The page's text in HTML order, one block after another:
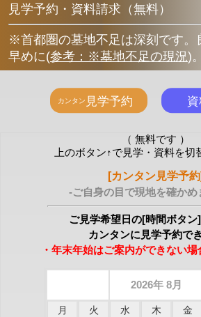
見学予約・資料請求（無料）
※首都圏の墓地不足は深刻です。
早めに(参考：※墓地不足の現況)。
（ 無料です ）
上のボタン↑で見学・資料を切
[カンタン見学予
-ご自身の目で現地を確かめ
ご見学希望日の[時間ボタン
カンタンに見学予約で
・年末年始はご案内ができない場
2026年 8月
月 火 水 木 金